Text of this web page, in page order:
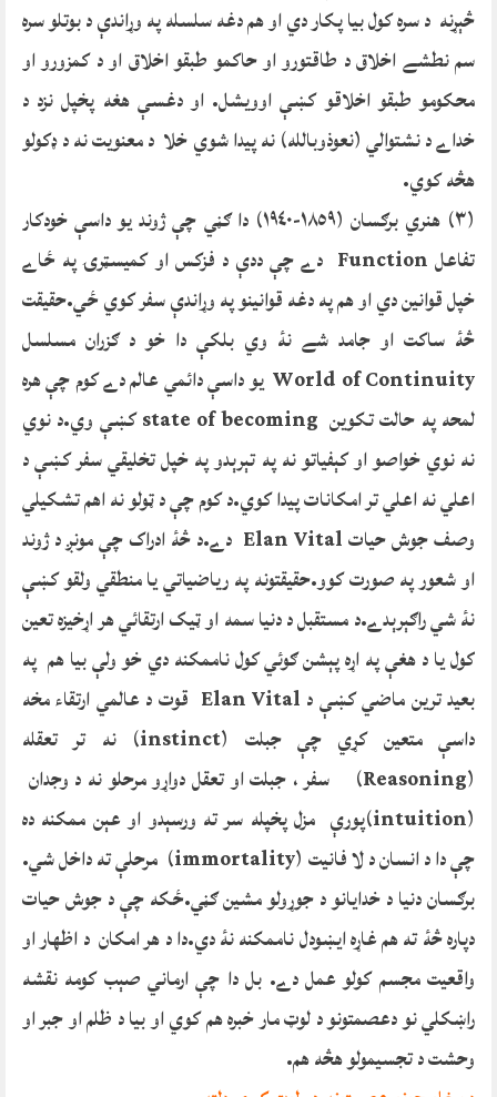
څېړنه د سره کول بيا پکار دي او هم دغه سلسله په وړاندې د بوتلو سره
سم نطشے اخلاق د طاقتورو او حاکمو طبقو اخلاق او د کمزورو او
محکومو طبقو اخلاقو کښې اوويشل. او دغسې هغه پخپل نزد د
خداے د نشتوالي (نعوذوبالله) نه پيدا شوي خلا د معنويت نه د ډکولو
هڅه کوي.
(٣) هنري برګسان (١٨٥٩-١٩٤٠) دا ګڼي چې ژوند يو داسې خودکار
تفاعل Function دے چې ددې د فزکس او کميسټرۍ په ځاے
خپل قوانين دي او هم په دغه قوانينو په وړاندې سفر کوي ځي.حقيقت
څۀ ساکت او جامد شے نۀ وي بلکې دا خو د ګزران مسلسل
World of Continuity يو داسې دائمي عالم دے کوم چې هره
لمحه په حالت تکوين state of becoming کښې وي.د نوي
نه نوي خواصو او کېفياتو نه په تېرېدو په خپل تخليقي سفر کښې د
اعلي نه اعلي تر امکانات پيدا کوي.د کوم چې د ټولو نه اهم تشکيلي
وصف جوش حيات Elan Vital دے.د څۀ ادراک چې مونږ د ژوند
او شعور په صورت کوو.حقيقتونه په رياضياتي يا منطقي ولقو کښې
نۀ شي راګېرېدے.د مستقبل د دنيا سمه او ټيک ارتقائي هر اړخيزه تعين
کول يا د هغې په اړه پېشن ګوئي کول ناممکنه دي خو ولې بيا هم په
بعيد ترين ماضي کښې د Elan Vital قوت د عالمي ارتقاء مخه
داسې متعين کړي چې جبلت (instinct) نه تر تعقله
(Reasoning) سفر ، جبلت او تعقل دواړو مرحلو نه د وجدان
(intuition)پورې مزل پخپله سر ته ورسېدو او عېن ممکنه ده
چې دا د انسان د لا فانيت (immortality) مرحلې ته داخل شي.
برګسان دنيا د خدايانو د جوړولو مشين ګڼي.ځکه چې د جوش حيات
دپاره څۀ ته هم غاړه ايښودل ناممکنه نۀ دي.دا د هر امکان د اظهار او
واقعيت مجسم کولو عمل دے. بل دا چې ارماني صېب کومه نقشه
راښکلي نو دعصمتونو د لوټ مار خبره هم کوي او بيا د ظلم او جبر او
وحشت د تجسيمولو هڅه هم.